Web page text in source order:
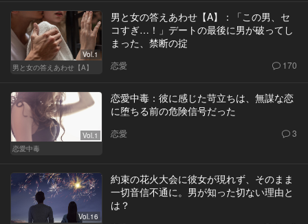
Vol.1
男と女の答えあわせ【A】
男と女の答えあわせ【A】：「この男、セ
コすぎ…！」デートの最後に男が破ってし
まった、禁断の掟
恋愛 170
Vol.1
恋愛中毒
恋愛中毒：彼に感じた苛立ちは、無謀な恋
に堕ちる前の危険信号だった
恋愛 3
Vol.16
約束の花火大会に彼女が現れず、そのまま
一切音信不通に。男が知った切ない理由と
は？